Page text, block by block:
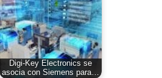
Digi-Key Electronics se
asocia con Siemens para…